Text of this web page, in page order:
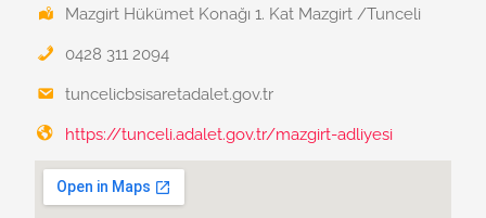
Mazgirt Hükümet Konağı 1. Kat Mazgirt /Tunceli
0428 311 2094
tuncelicbsisaretadalet.gov.tr
https://tunceli.adalet.gov.tr/mazgirt-adliyesi